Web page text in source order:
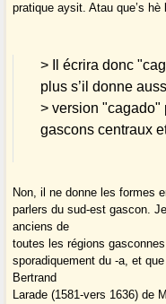
pratique aysit. Atau que’s hè
> Il écrira donc
plus s’il donne
> version "cagado"
gascons centraux
Non, il ne donne les formes
parlers du sud-est gascon.
anciens de
toutes les régions
sporadiquement du -a, et que
Bertrand
Larade (1581-vers 1636) de